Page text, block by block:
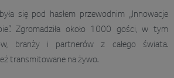
się pod hasłem przewodnim „Innowacje
Zgromadziła około 1000 gości, w tym
branży i partnerów z całego świata.
transmitowane na żywo.